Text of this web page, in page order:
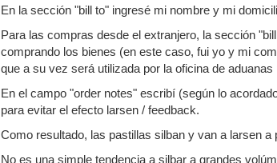
En la sección "bill to" ingresé mi nombre y mi
Para las compras desde el extranjero, la sección
comprando los bienes (en este caso, fui yo y mi
que a su vez será utilizada por la oficina de
En el campo "order notes" escribí (según lo
para evitar el efecto larsen / feedback.
Como resultado, las pastillas silban y van a larsen a
No es una simple tendencia a silbar a grandes